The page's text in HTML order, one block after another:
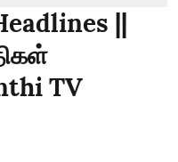
||
TV